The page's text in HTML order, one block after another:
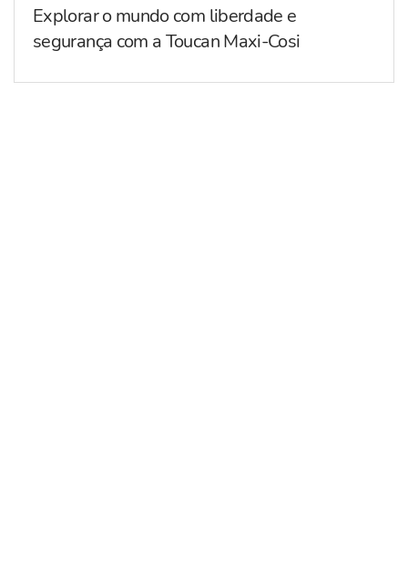
Explorar o mundo com liberdade e
segurança com a Toucan Maxi-Cosi